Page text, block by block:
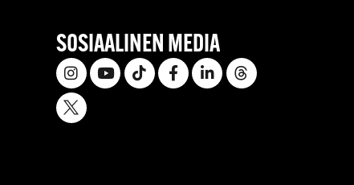
SOSIAALINEN MEDIA